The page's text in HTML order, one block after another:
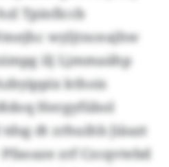
Tpinficcb
wyljtnceajhw
ilj Ljmmaähp
kthois
Hergyfübol
dt zrhuihb Jiäazt
zrf Czcqvtebd